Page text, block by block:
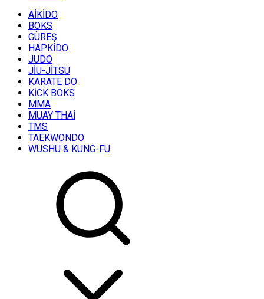
AİKİDO
BOKS
GÜREŞ
HAPKİDO
JUDO
JİU-JİTSU
KARATE DO
KİCK BOKS
MMA
MUAY THAİ
TMS
TAEKWONDO
WUSHU & KUNG-FU